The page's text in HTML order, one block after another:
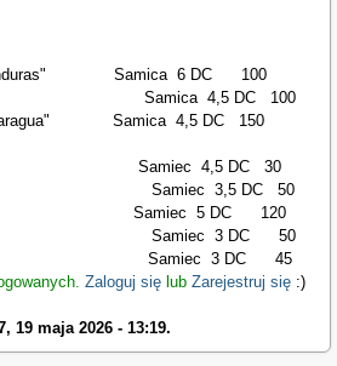
Samica 6 DC 100
Samica 4,5 DC 100
Samica 4,5 DC 150
Samiec 4,5 DC 30
Samiec 3,5 DC 50
Samiec 5 DC 120
Samiec 3 DC 50
Samiec 3 DC 45
Zaloguj się lub Zarejestruj się :)
19 maja 2026 - 13:19.